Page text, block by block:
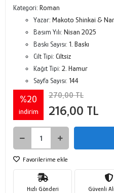
Kategori: Roman
Yazar: Makoto Shinkai &
Basım Yılı: Nisan 2025
Baskı Sayısı: 1. Baskı
Cilt Tipi: Ciltsiz
Kağıt Tipi: 2. Hamur
Sayfa Sayısı: 144
%20
indirim
270,00 TL
216,00 TL
Favorilerime ekle
Hızlı Gönderi Güvenli